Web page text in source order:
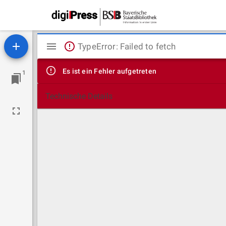
1
Mirador
Viewer
TypeError: Failed to fetch
Es ist ein Fehler aufgetreten
Technische Details